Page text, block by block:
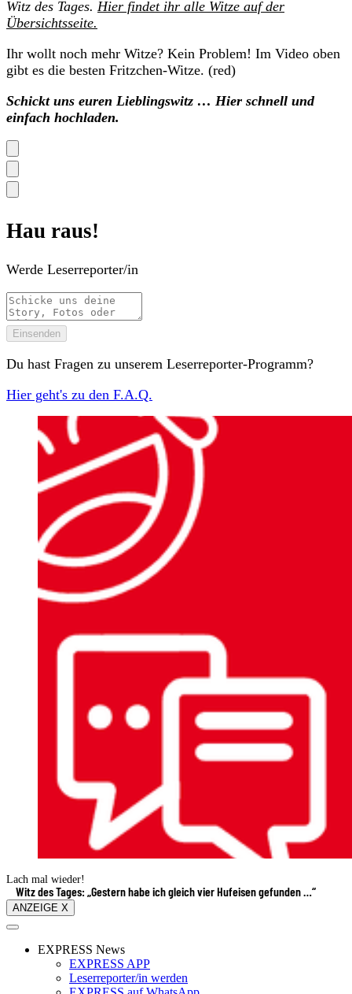
Witz des Tages. Hier findet ihr alle Witze auf der
Übersichtsseite.
Ihr wollt noch mehr Witze? Kein Problem! Im Video oben
gibt es die besten Fritzchen-Witze. (red)
Schickt uns euren Lieblingswitz … Hier schnell und
einfach hochladen.
Hau raus!
Werde Leserreporter/in
Einsenden
Du hast Fragen zu unserem Leserreporter-Programm?
Hier geht's zu den F.A.Q.
Lach mal wieder!
Witz des Tages: „Gestern habe ich gleich vier Hufeisen gefunden …“
ANZEIGE X
EXPRESS News
EXPRESS APP
Leserreporter/in werden